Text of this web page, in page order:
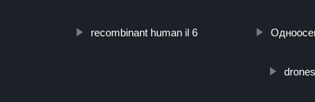
recombinant human il 6